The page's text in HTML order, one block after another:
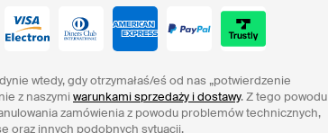
wtedy, gdy otrzymałaś/eś od nas „potwierdzenie
z naszymi warunkami sprzedaży i dostawy. Z tego powodu
zamówienia z powodu problemów technicznych,
oraz innych podobnych sytuacji.